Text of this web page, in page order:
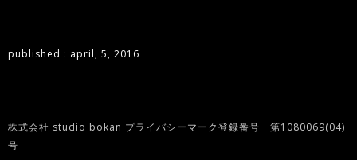
published : april, 5, 2016
株式会社 studio bokan プライバシーマーク登録番号 第1080069(04)
号